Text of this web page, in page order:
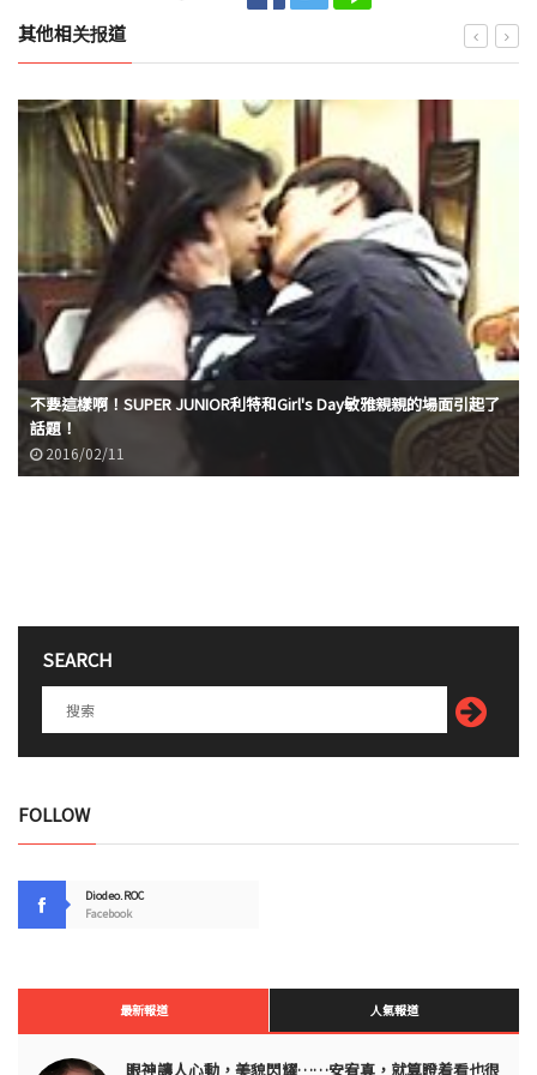
其他相关报道
不要這樣啊！SUPER JUNIOR利特和Girl's Day敏雅親親的場面引起了
話題！
2016/02/11
SEARCH
FOLLOW
Diodeo.ROC
Facebook
最新報道 人氣報道
眼神讓人心動，美貌閃耀……安宥真，就算瞪着看也很